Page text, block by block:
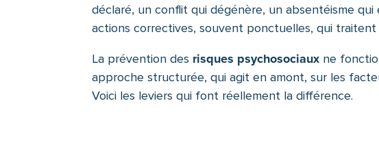
déclaré, un conflit qui dégénère, un absentéisme
actions correctives, souvent ponctuelles, qui traitent
La prévention des risques psychosociaux ne
approche structurée, qui agit en amont, sur les
Voici les leviers qui font réellement la différence.